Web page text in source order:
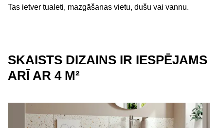
Tas ietver tualeti, mazgāšanas vietu, dušu vai vannu.
SKAISTS DIZAINS IR IESPĒJAMS
ARĪ AR 4 M²